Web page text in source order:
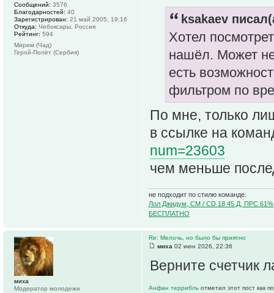
ksakaev
Хотел
нашёл. Может не
есть
фильтром по
По мне, только
в ссылке на
num=23603
чем меньше
не подходит по стилю команде:
Лол Джидум, CM / CD 18 45 Д, ПРС
БЕСПЛАТНО
Сообщений: 3576
Благодарностей: 40
Зарегистрирован: 21 май 2005, 19:16
Откуда: Чебоксары, Россия
Рейтинг: 594
Мирим (Чад)
Герой-Полёт (Сербия)
Re: Мелочь, но было бы приятно
миха 02 июн 2026, 22:36
Верните счетчик
Анфан террибль отметил этот пост как
миха
Модератор молодежи